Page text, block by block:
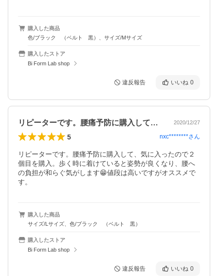
購入した商品
色/ブラック （ベルト 黒）、サイズ/Mサイズ
購入したストア
Bi Form Lab shop
違反報告 いいね 0
リピーターです。腰痛予防に購入して、気… 2020/12/27
5 nxc********さん
リピーターです。腰痛予防に購入して、気に入ったので２
個目を購入。歩く時に着けていると姿勢が良くなり、腰へ
の負担が和らぐ気がします😁値段は高いですがオススメで
す。
購入した商品
サイズ/Lサイズ、色/ブラック （ベルト 黒）
購入したストア
Bi Form Lab shop
違反報告 いいね 0